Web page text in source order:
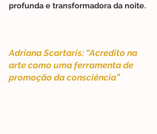
profunda e transformadora da noite.
Adriana Scartaris: “Acredito na
arte como uma ferramenta de
promoção da consciência”